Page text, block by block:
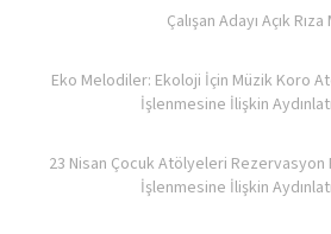
Çalışan Adayı Açık
Eko Melodiler: Ekoloji İçin Müzik Koro
İşlenmesine İlişkin
23 Nisan Çocuk Atölyeleri Rezervasyon
İşlenmesine İlişkin